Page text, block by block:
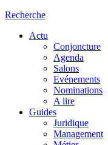
Recherche
Actu
Conjoncture
Agenda
Salons
Evénements
Nominations
A lire
Guides
Juridique
Management